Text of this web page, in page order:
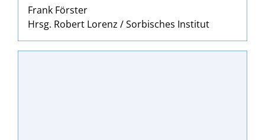
Frank Förster
Hrsg. Robert Lorenz / Sorbisches Institut